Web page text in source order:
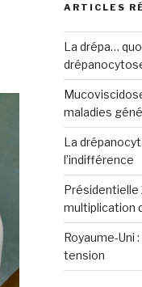
ARTICLES
La drépa…
maladies
La
l’indifférence
Présidentielle
multiplication
Royaume-Uni
tension